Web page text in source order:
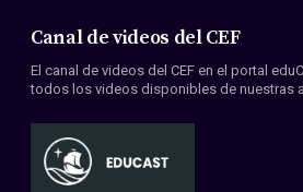
Canal de videos del CEF
El canal de videos del CEF en el portal
todos los videos disponibles de nuestras